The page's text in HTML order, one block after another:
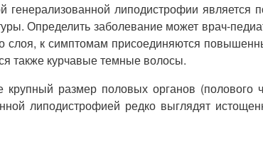
липодистрофии является
Определить заболевание может врач-
к симптомам присоединяются
также курчавые темные волосы.
крупный размер половых органов
липодистрофией редко выглядят